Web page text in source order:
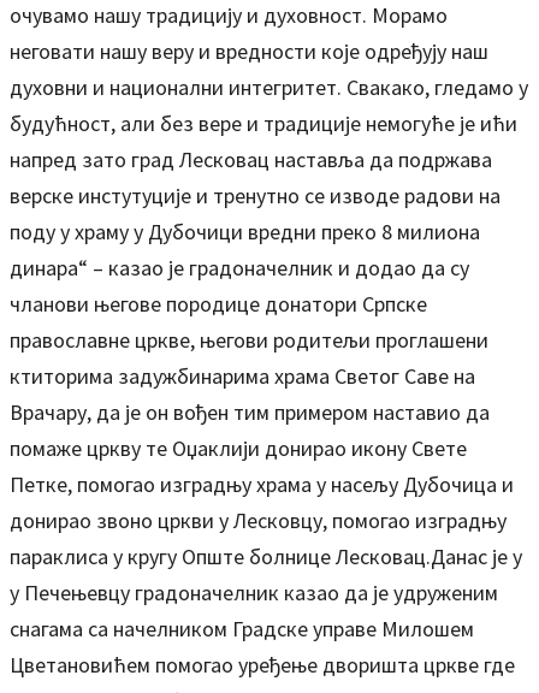
очувамо нашу традицију и духовност. Морамо
неговати нашу веру и вредности које одређују наш
духовни и национални интегритет. Свакако, гледамо у
будућност, али без вере и традиције немогуће је ићи
напред зато град Лесковац наставља да подржава
верске инстутуције и тренутно се изводе радови на
поду у храму у Дубочици вредни преко 8 милиона
динара“ – казао је градоначелник и додао да су
чланови његове породице донатори Српске
православне цркве, његови родитељи проглашени
ктиторима задужбинарима храма Светог Саве на
Врачару, да је он вођен тим примером наставио да
помаже цркву те Оџаклији донирао икону Свете
Петке, помогао изградњу храма у насељу Дубочица и
донирао звоно цркви у Лесковцу, помогао изградњу
параклиса у кругу Опште болнице Лесковац.Данас је у
у Печењевцу градоначелник казао да је удруженим
снагама са начелником Градске управе Милошем
Цветановићем помогао уређење дворишта цркве где